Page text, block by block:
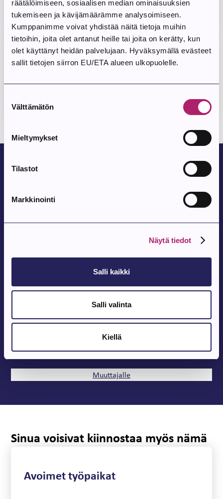
räätälöimiseen, sosiaalisen median ominaisuuksien
tukemiseen ja kävijämäärämme analysoimiseen.
Kumppanimme voivat yhdistää näitä tietoja muihin
tietoihin, joita olet antanut heille tai joita on kerätty, kun
olet käyttänyt heidän palvelujaan. Hyväksymällä evästeet
sallit tietojen siirron EU/ETA alueen ulkopuolelle.
valinta
Välttämätön
Mieltymykset
Tilastot
Markkinointi
Näytä tiedot
Salli kaikki
Salli valinta
Kiellä
Palveluliikenne Parkanossa
Muuttajalle
Meillä on tarjota hyvät palvelut, työtä, kohtuuhintainen
asuinympäristö sekä monipuoliset harrastusmahdollisuudet.
Tervetuloa joukkoon!
Muuttajalle
Sinua voisivat kiinnostaa myös nämä
Avoimet työpaikat